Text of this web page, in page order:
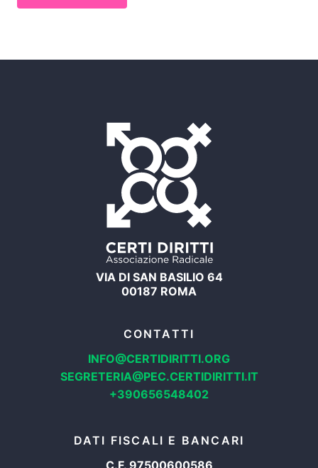
VIA DI SAN BASILIO 64
00187 ROMA
CONTATTI
INFO@CERTIDIRITTI.ORG
SEGRETERIA@PEC.CERTIDIRITTI.IT
+390656548402
DATI FISCALI E BANCARI
C.F. 97500600586